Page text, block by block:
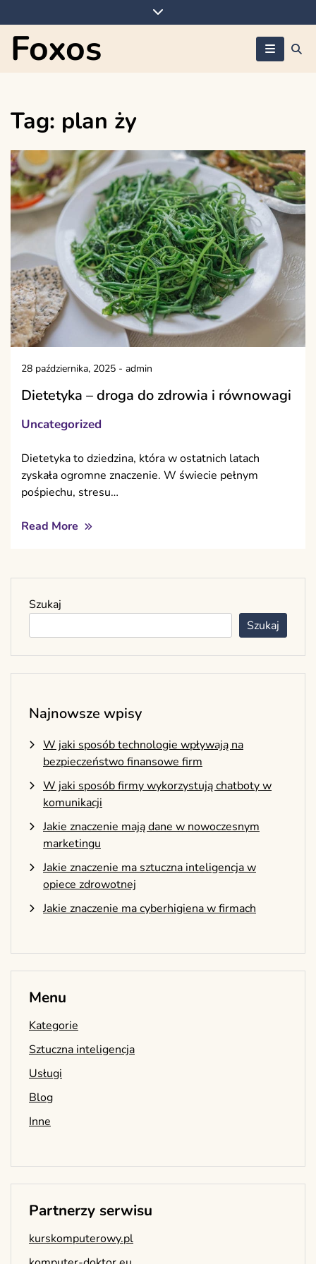
to
content
Foxos
Tag: plan ży
28 października, 2025 - admin
Dietetyka – droga do zdrowia i równowagi
Uncategorized
Dietetyka to dziedzina, która w ostatnich latach
zyskała ogromne znaczenie. W świecie pełnym
pośpiechu, stresu…
Read More
Szukaj
Szukaj
Najnowsze wpisy
W jaki sposób technologie wpływają na
bezpieczeństwo finansowe firm
W jaki sposób firmy wykorzystują chatboty w
komunikacji
Jakie znaczenie mają dane w nowoczesnym
marketingu
Jakie znaczenie ma sztuczna inteligencja w
opiece zdrowotnej
Jakie znaczenie ma cyberhigiena w firmach
Menu
Kategorie
Sztuczna inteligencja
Usługi
Blog
Inne
Partnerzy serwisu
kurskomputerowy.pl